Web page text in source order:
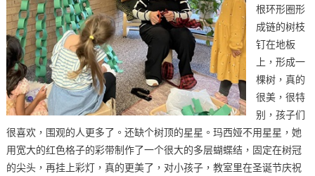
根环形圈形
成链的树枝
钉在地板
上，形成一
棵树，真的
很美，很特
别，孩子们
很喜欢，围观的人更多了。还缺个树顶的星星。玛西娅不用星星，她
用宽大的红色格子的彩带制作了一个很大的多层蝴蝶结，固定在树冠
的尖头，再挂上彩灯，真的更美了，对小孩子，教室里在圣诞节庆祝